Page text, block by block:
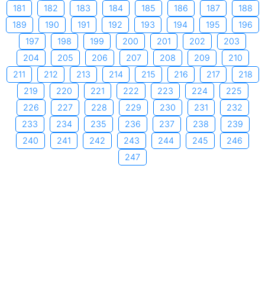
181
182 183 184 185 186 187
188
189
190 191 192 193 194 195
196
197
198 199 200 201 202
203
204
205 206 207 208 209
210
211
212 213 214 215 216 217
218
219
220 221 222 223 224
225
226
227 228 229 230 231
232
233
234 235 236 237 238
239
240
241 242 243 244 245
246
247